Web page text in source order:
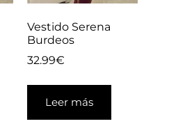
Vestido Serena
Burdeos
32.99€
Leer más